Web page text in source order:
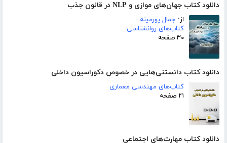
دانلود کتاب جهان‌های موازی و NLP در قانون جذب
از: جمال پورمینه
کتاب‌های روانشناسی
۳۰ صفحه
دانلود کتاب دانستنی‌هایی در خصوص دکوراسیون داخلی
کتاب‌های مهندسی معماری
۲۱ صفحه
دانلود کتاب مهارت‌های اجتماعی